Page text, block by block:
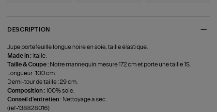
DESCRIPTION
Jupe portefeuille longue noire en soie, taille élastique.
Made in : Italie.
Taille & Coupe : Notre mannequin mesure 172 cm et porte une taille 1S.
Longueur : 100 cm.
Demi-tour de taille : 29 cm.
Composition :100% soie.
Conseil d'entretien : Nettoyage a sec.
(ref-138828016)